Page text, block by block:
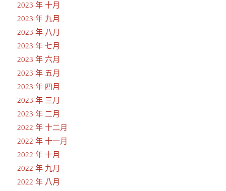
2023 年 十月
2023 年 九月
2023 年 八月
2023 年 七月
2023 年 六月
2023 年 五月
2023 年 四月
2023 年 三月
2023 年 二月
2022 年 十二月
2022 年 十一月
2022 年 十月
2022 年 九月
2022 年 八月